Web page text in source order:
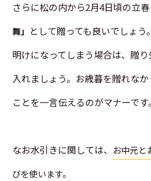
さらに松の内から2月4日頃の立春
舞」 として贈っても良いでしょ
明けになってしまう場合は、贈
入れましょう。お歳暮を贈れな
ことを一言伝えるのがマナーです。
なお水引きに関しては、
お中元と
びを使います。